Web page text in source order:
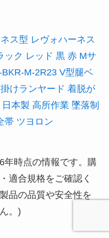
ス型 レヴォハーネス
ック レッド 黒 赤 Mサ
M-2R23 V型腿ベ
けランヤード 着脱が
本製 高所作業 墜落制
帯 ツヨロン
時点の情報です。購
適合規格をご確認く
品の品質や安全性を
。)